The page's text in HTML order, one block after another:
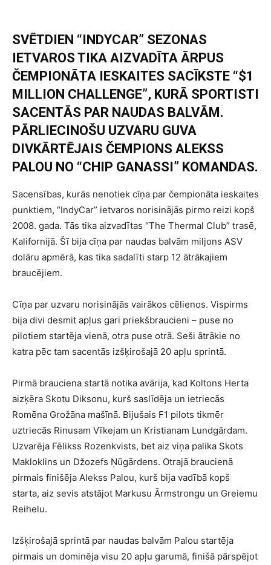
SVĒTDIEN “INDYCAR” SEZONAS
IETVAROS TIKA AIZVADĪTA ĀRPUS
ČEMPIONĀTA IESKAITES SACĪKSTE “$1
MILLION CHALLENGE”, KURĀ SPORTISTI
SACENTĀS PAR NAUDAS BALVĀM.
PĀRLIECINOŠU UZVARU GUVA
DIVKĀRTĒJAIS ČEMPIONS ALEKSS
PALOU NO “CHIP GANASSI” KOMANDAS.
Sacensības, kurās nenotiek cīņa par čempionāta ieskaites
punktiem, “IndyCar” ietvaros norisinājās pirmo reizi kopš
2008. gada. Tās tika aizvadītas “The Thermal Club” trasē,
Kalifornijā. Šī bija cīņa par naudas balvām miljons ASV
dolāru apmērā, kas tika sadalīti starp 12 ātrākajiem
braucējiem.
Cīņa par uzvaru norisinājās vairākos cēlienos. Vispirms
bija divi desmit apļus gari priekšbraucieni – puse no
pilotiem startēja vienā, otra puse otrā. Seši ātrākie no
katra pēc tam sacentās izšķirošajā 20 apļu sprintā.
Pirmā brauciena startā notika avārija, kad Koltons Herta
aizķēra Skotu Diksonu, kurš saslīdēja un ietriecās
Romēna Grožāna mašīnā. Bijušais F1 pilots tikmēr
uztriecās Rinusam Vīkejam un Kristianam Lundgārdam.
Uzvarēja Fēlikss Rozenkvists, bet aiz viņa palika Skots
Makloklins un Džozefs Ņūgārdens. Otrajā braucienā
pirmais finišēja Alekss Palou, kurš bija vadībā kopš
starta, aiz sevis atstājot Markusu Ārmstrongu un Greiemu
Reihelu.
Izšķirošajā sprintā par naudas balvām Palou startēja
pirmais un dominēja visu 20 apļu garumā, finišā pārspējot